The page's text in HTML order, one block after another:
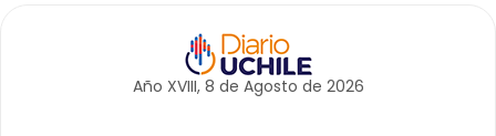
Año XVIII, 8 de Agosto de 2026